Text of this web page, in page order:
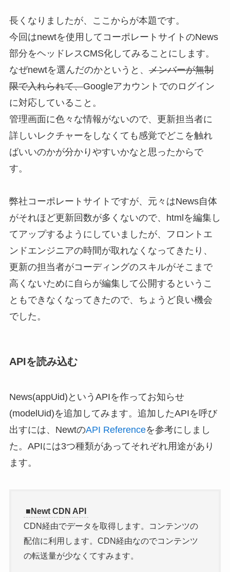
長くなりましたが、ここからが本題です。
今回はnewtを使用してコーポレートサイトのNews
部分をヘッドレスCMS化してみることにします。
なぜnewtを選んだのかというと、 メンバーが無制
限で入れられて、Googleアカウントでのログイン
に対応していること。
管理画面に色々な情報がないので、更新担当者に
詳しいレクチャーをしなくても感覚でどこを触れ
ばいいのかが分かりやすいかなと思ったからで
す。
弊社コーポレートサイトですが、元々はNews自体
がそれほど更新回数が多くないので、htmlを編集し
てアップするようにしていましたが、フロントエ
ンドエンジニアの時間が取れなくなってきたり、
更新の担当者がコーディングのスキルがそこまで
高くないために自らが編集して公開するというこ
ともできなくなってきたので、ちょうど良い機会
でした。
APIを読み込む
News(appUid)というAPIを作ってお知らせ
(modelUid)を追加してみます。追加したAPIを呼び
出すには、NewtのAPI Referenceを参考にしまし
た。APIには3つ種類があってそれぞれ用途があり
ます。
■Newt CDN API
CDN経由でデータを取得します。コンテンツの
配信に利用します。CDN経由なのでコンテンツ
の転送量が少なくてすみます。